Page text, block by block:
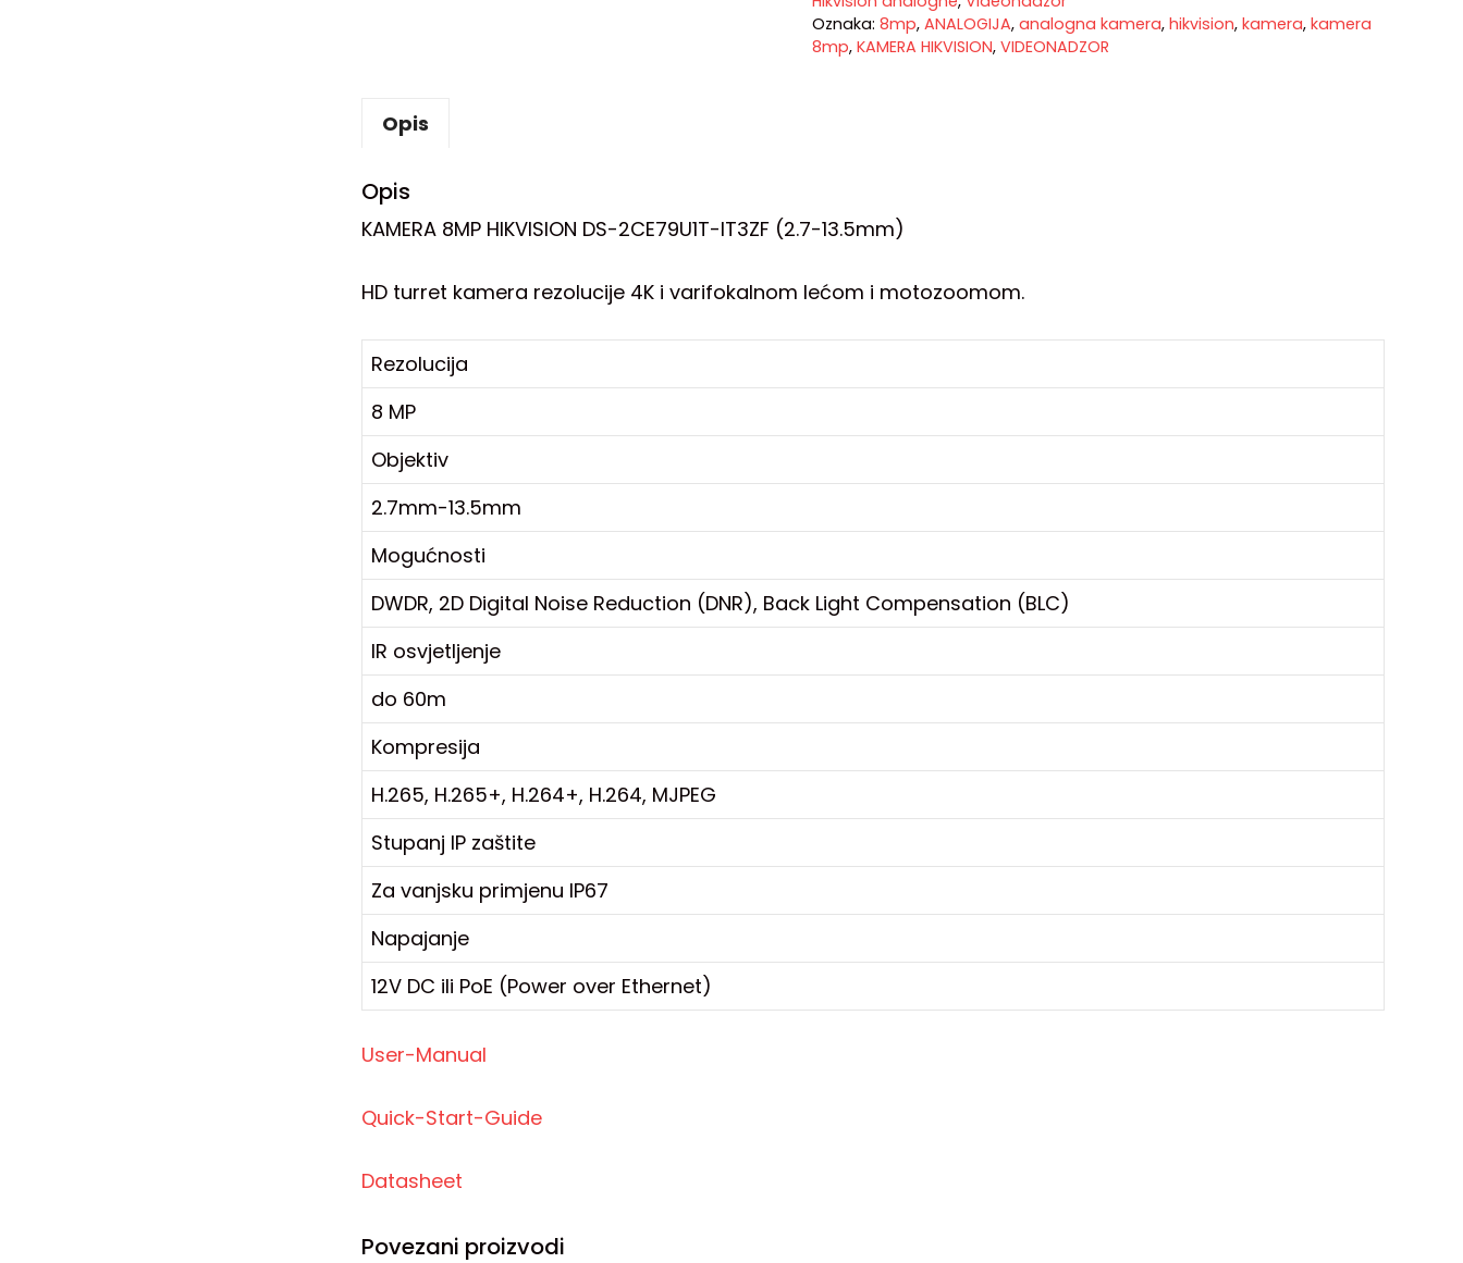
Oznaka: 8mp, ANALOGIJA, analogna kamera, hikvision, kamera, kamera
8mp, KAMERA HIKVISION, VIDEONADZOR
Opis
Opis
KAMERA 8MP HIKVISION DS-2CE79U1T-IT3ZF (2.7-13.5mm)
HD turret kamera rezolucije 4K i varifokalnom lećom i motozoomom.
Rezolucija
8 MP
Objektiv
2.7mm-13.5mm
Mogućnosti
DWDR, 2D Digital Noise Reduction (DNR), Back Light Compensation (BLC)
IR osvjetljenje
do 60m
Kompresija
H.265, H.265+, H.264+, H.264, MJPEG
Stupanj IP zaštite
Za vanjsku primjenu IP67
Napajanje
12V DC ili PoE (Power over Ethernet)
User-Manual
Quick-Start-Guide
Datasheet
Povezani proizvodi